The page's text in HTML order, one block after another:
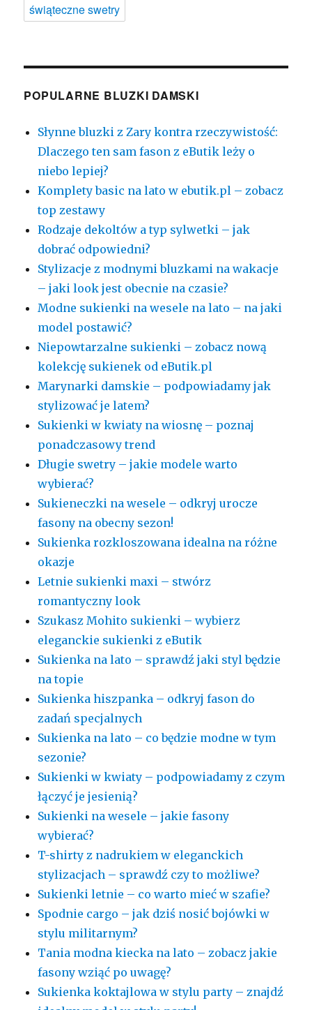
świąteczne swetry
POPULARNE BLUZKI DAMSKI
Słynne bluzki z Zary kontra rzeczywistość:
Dlaczego ten sam fason z eButik leży o
niebo lepiej?
Komplety basic na lato w ebutik.pl – zobacz
top zestawy
Rodzaje dekoltów a typ sylwetki – jak
dobrać odpowiedni?
Stylizacje z modnymi bluzkami na wakacje
– jaki look jest obecnie na czasie?
Modne sukienki na wesele na lato – na jaki
model postawić?
Niepowtarzalne sukienki – zobacz nową
kolekcję sukienek od eButik.pl
Marynarki damskie – podpowiadamy jak
stylizować je latem?
Sukienki w kwiaty na wiosnę – poznaj
ponadczasowy trend
Długie swetry – jakie modele warto
wybierać?
Sukieneczki na wesele – odkryj urocze
fasony na obecny sezon!
Sukienka rozkloszowana idealna na różne
okazje
Letnie sukienki maxi – stwórz
romantyczny look
Szukasz Mohito sukienki – wybierz
eleganckie sukienki z eButik
Sukienka na lato – sprawdź jaki styl będzie
na topie
Sukienka hiszpanka – odkryj fason do
zadań specjalnych
Sukienka na lato – co będzie modne w tym
sezonie?
Sukienki w kwiaty – podpowiadamy z czym
łączyć je jesienią?
Sukienki na wesele – jakie fasony
wybierać?
T-shirty z nadrukiem w eleganckich
stylizacjach – sprawdź czy to możliwe?
Sukienki letnie – co warto mieć w szafie?
Spodnie cargo – jak dziś nosić bojówki w
stylu militarnym?
Tania modna kiecka na lato – zobacz jakie
fasony wziąć po uwagę?
Sukienka koktajlowa w stylu party – znajdź